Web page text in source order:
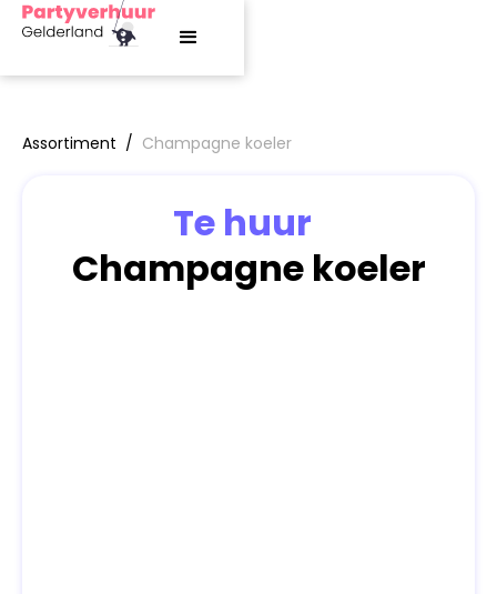
Assortiment / Champagne koeler
Te huur
Champagne koeler